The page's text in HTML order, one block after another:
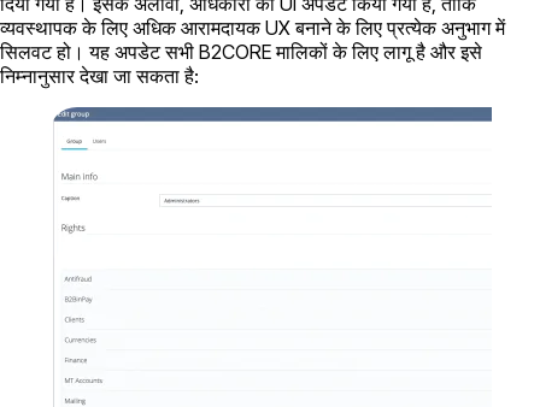
व्यवस्थापक के लिए अधिक आरामदायक UX बनाने के लिए प्रत्येक अनुभाग में
सिलवट हो। यह अपडेट सभी B2CORE मालिकों के लिए लागू है और इसे
निम्नानुसार देखा जा सकता है: